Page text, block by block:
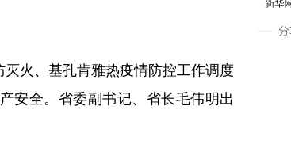
火、基孔肯雅热疫情防控工作调度
安全。省委副书记、省长毛伟明出